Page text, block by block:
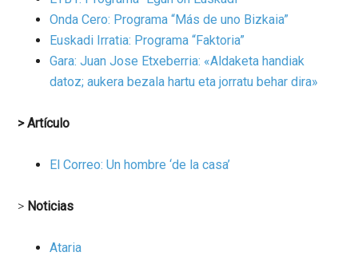
Onda Cero: Programa “Más de uno Bizkaia”
Euskadi Irratia: Programa “Faktoria”
Gara: Juan Jose Etxeberria: «Aldaketa handiak
datoz; aukera bezala hartu eta jorratu behar dira»
> Artículo
El Correo: Un hombre ‘de la casa’
> Noticias
Ataria